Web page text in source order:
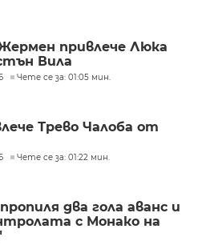
привлече Люка
Вила
Чете се за: 01:05 мин.
Трево Чалоба от
Чете се за: 01:22 мин.
два гола аванс и
с Монако на